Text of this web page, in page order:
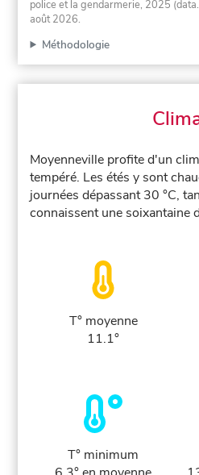
police et la gendarmerie, 2025
août 2026.
Méthodologie
Moyenneville profite d'un
tempéré. Les étés y sont
journées dépassant 30 °C,
connaissent une soixantaine
T° moyenne
11.1°
T° minimum